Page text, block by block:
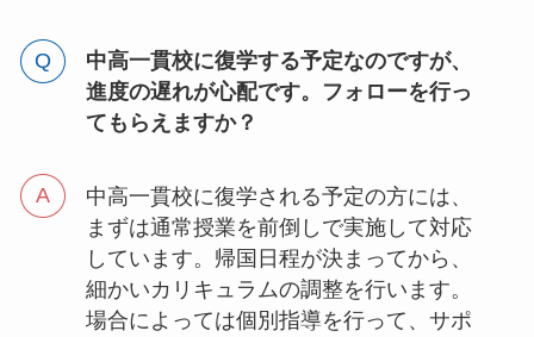
中高一貫校に復学する予定なのですが、
進度の遅れが心配です。フォローを行っ
てもらえますか？
中高一貫校に復学される予定の方には、
まずは通常授業を前倒しで実施して対応
しています。帰国日程が決まってから、
細かいカリキュラムの調整を行います。
場合によっては個別指導を行って、サポ